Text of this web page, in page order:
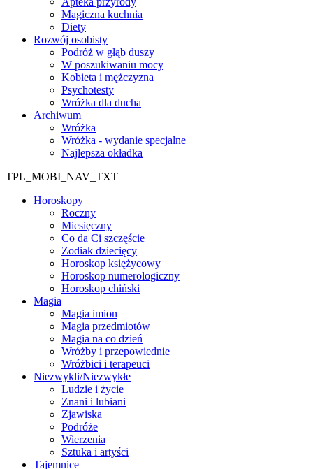
Magiczna kuchnia
Diety
Rozwój osobisty
Podróż w głąb duszy
W poszukiwaniu mocy
Kobieta i mężczyzna
Psychotesty
Wróżka dla ducha
Archiwum
Wróżka
Wróżka - wydanie specjalne
Najlepsza okładka
TPL_MOBI_NAV_TXT
Horoskopy
Roczny
Miesięczny
Co da Ci szczęście
Zodiak dziecięcy
Horoskop księżycowy
Horoskop numerologiczny
Horoskop chiński
Magia
Magia imion
Magia przedmiotów
Magia na co dzień
Wróżby i przepowiednie
Wróżbici i terapeuci
Niezwykli/Niezwykłe
Ludzie i życie
Znani i lubiani
Zjawiska
Podróże
Wierzenia
Sztuka i artyści
Tajemnice